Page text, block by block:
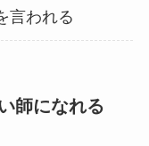
言われる
師になれる